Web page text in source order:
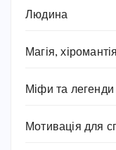
Людина
Магія,
Міфи та легенди
Мотивація для